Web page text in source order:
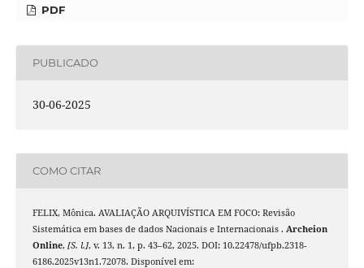
PDF
PUBLICADO
30-06-2025
COMO CITAR
FELIX, Mônica. AVALIAÇÃO ARQUIVÍSTICA EM FOCO: Revisão
Sistemática em bases de dados Nacionais e Internacionais . Archeion
Online, [S. l.], v. 13, n. 1, p. 43–62, 2025. DOI: 10.22478/ufpb.2318-
6186.2025v13n1.72078. Disponível em: